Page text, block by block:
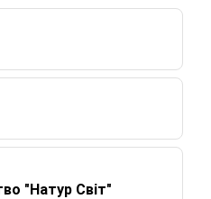
"Натур Світ"